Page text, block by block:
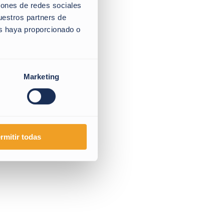
de redes sociales
partners de
haya proporcionado o
Marketing
todas